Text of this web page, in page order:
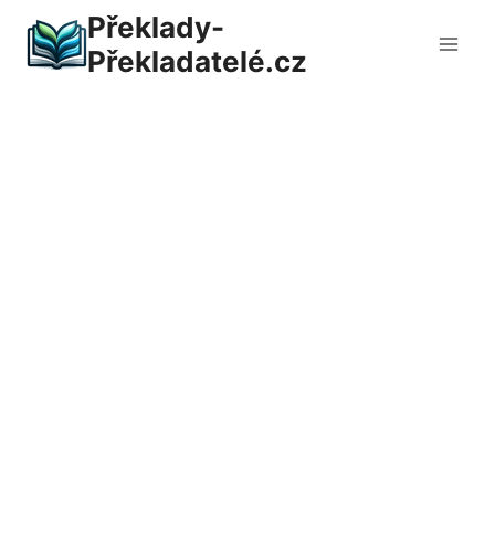
obsah
Překlady-
Překladatelé.cz